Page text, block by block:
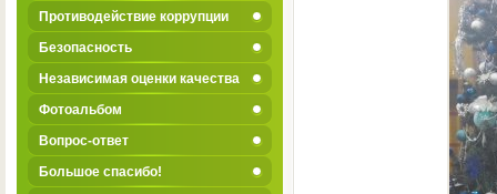
Противодействие коррупции
Безопасность
Независимая оценки качества
Фотоальбом
Вопрос-ответ
Большое спасибо!